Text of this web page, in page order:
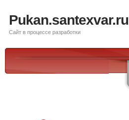
Pukan.santexvar.ru
Сайт в процессе разработки